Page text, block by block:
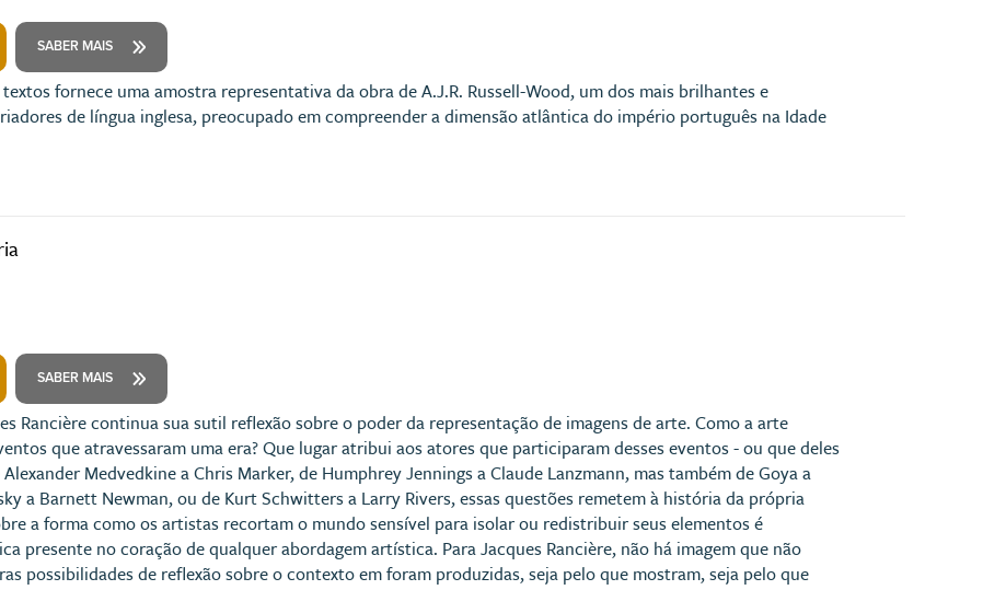
SABER MAIS
fornece uma amostra representativa da obra de A.J.R. Russell-Wood, um dos mais brilhantes e
de língua inglesa, preocupado em compreender a dimensão atlântica do império português na Idade
SABER MAIS
Rancière continua sua sutil reflexão sobre o poder da representação de imagens de arte. Como a arte
que atravessaram uma era? Que lugar atribui aos atores que participaram desses eventos - ou que deles
Medvedkine a Chris Marker, de Humphrey Jennings a Claude Lanzmann, mas também de Goya a
a Barnett Newman, ou de Kurt Schwitters a Larry Rivers, essas questões remetem à história da própria
a forma como os artistas recortam o mundo sensível para isolar ou redistribuir seus elementos é
presente no coração de qualquer abordagem artística. Para Jacques Rancière, não há imagem que não
possibilidades de reflexão sobre o contexto em foram produzidas, seja pelo que mostram, seja pelo que